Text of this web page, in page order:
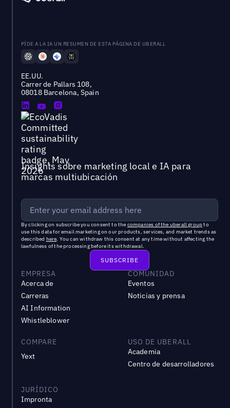
PÍDE A LA IA UN RESUMEN DE ESTA PÁGINA DE UBERALL
EE.UU.
Carrer de Pallars 108,
08018 Barcelona, Spain
Insights sobre marketing local e IA para
marcas multiubicación
By clicking on subscribe you consent to the companies of the uberall groupto
use this data for email marketing on our products, services, and market trends as
described here. You can withdraw this consent at any time without affecting the
lawfulness of the processing before its withdrawal.
EMPRESA
Acerca de
Carreras
AI Information
Whistleblower
COMUNIDAD
Eventos
Noticias y prensa
COMPARE
Yext
USO DE UBERALL
Academia
Centro de desarrolladores
JURÍDICO
Impronta